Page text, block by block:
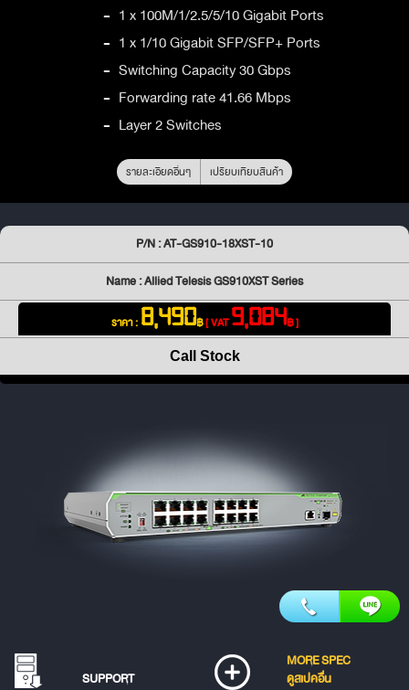
- 1 x 100M/1/2.5/5/10 Gigabit Ports
- 1 x 1/10 Gigabit SFP/SFP+ Ports
- Switching Capacity 30 Gbps
- Forwarding rate 41.66 Mbps
- Layer 2 Switches
รายละเอียดอื่นๆ เปรียบเทียบสินค้า
P/N : AT-GS910-18XST-10
Name : Allied Telesis GS910XST Series
ราคา : 8,490฿[ VAT9,084฿ ]
Call Stock
SUPPORT
MORE SPEC
ดูสเปคอื่น